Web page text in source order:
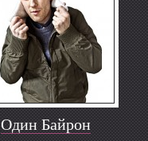
Один Байрон